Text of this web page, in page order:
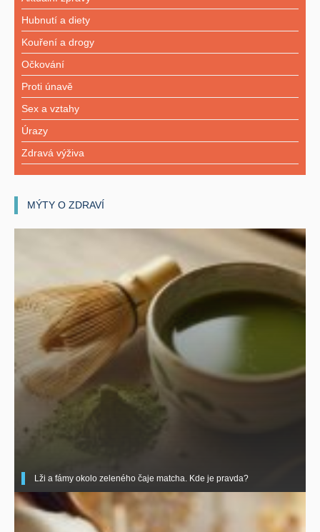
Hubnutí a diety
Kouření a drogy
Očkování
Proti únavě
Sex a vztahy
Úrazy
Zdravá výživa
MÝTY O ZDRAVÍ
Lži a fámy okolo zeleného čaje matcha. Kde je pravda?